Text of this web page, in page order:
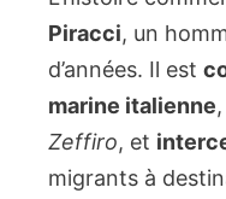
Piracci, un
d’années. Il est
marine italienne
Zeffiro, et
migrants à